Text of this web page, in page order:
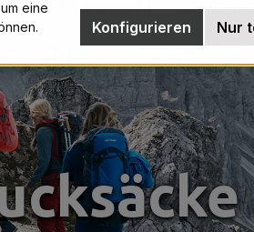
MARKEN
eine
Nur
Konfigurieren